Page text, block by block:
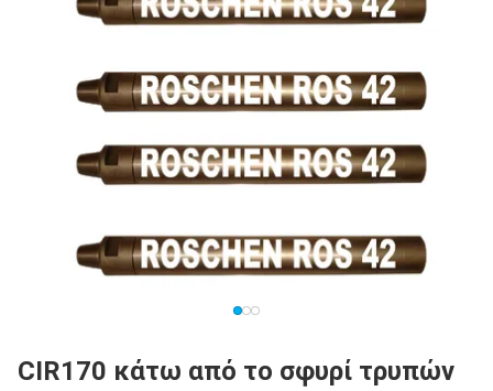
CIR170 κάτω από το σφυρί τρυπών